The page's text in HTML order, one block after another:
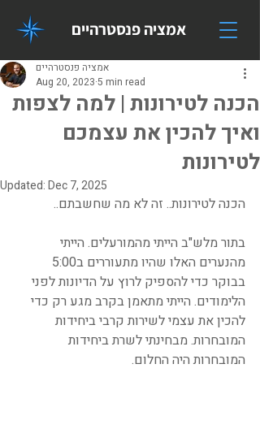
אמציה פנסטרהיים
הכנה לטירונות | למה לצפות
ואיך להכין את עצמכם
לטירונות
אמציה פנסטרהיים
Aug 20, 2023 5 min read
Updated:Dec 7, 2025
הכנה לטירונות.. זה לא מה שחשבתם..
בתור מלש"ב הייתי מהמורעלים. הייתי
בבוקר כדי להספיק לרוץ על הדיונות לפני
הלימודים. הייתי מתאמן בקרב מגע רק כדי
להכין את עצמי לשירות קרבי ביחידות
המובחרות. מבחינתי לשרת ביחידות
המובחרות היה החלום.